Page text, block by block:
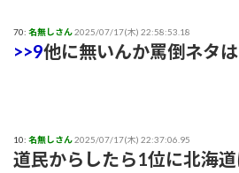
70: 名無しさん2025/07/17(木) 22:58:53.18
>>9他に無いんか罵倒ネタは
10: 名無しさん2025/07/17(木) 22:37:06.95
道民からしたら1位に北海道